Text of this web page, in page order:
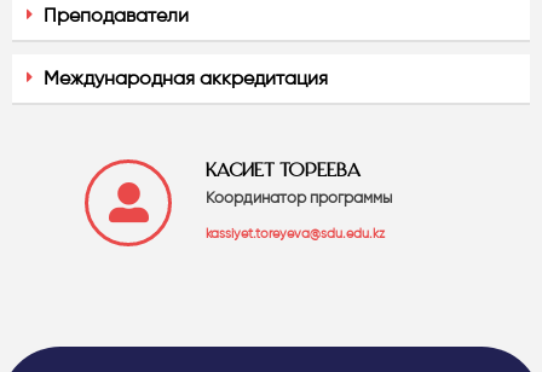
Преподаватели
Международная аккредитация
КАСИЕТ ТОРЕЕВА
Координатор программы
kassiyet.toreyeva@sdu.edu.kz